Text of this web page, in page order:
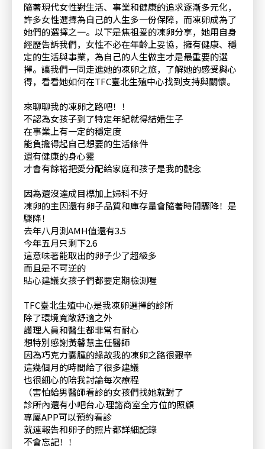
隨著現代女性對生活、事業和健康的追求逐漸多元化，
許多女性選擇為自己的人生多一份保障，而凍卵成為了
她們的選擇之一。以下是焦祖爰的凍卵分享，她用自身
經歷告訴我們，女性不必在年齡上妥協，擁有健康、穩
定的生活與事業，為自己的人生做主才是最重要的選
擇。讓我們一同走進她的凍卵之旅，了解她的感受與心
得，看看她如何在TFC臺北生殖中心找到支持與關懷。
來聊聊我的凍卵之路吧！！
不認為女孩子到了特定年紀就得結婚生子
在事業上有一定的穩定度
能負擔得起自己想要的生活條件
還有健康的身心靈
才會有餘裕把愛分配給家庭和孩子是我的觀念
因為還沒達成目標加上婦科不好
凍卵的主因還有卵子品質和庫存量會隨著時間驟降！是
驟降！
去年八月測AMH值還有3.5
今年五月只剩下2.6
這意味著能取出的卵子少了超級多
而且是不可逆的
貼心建議女孩子們都要定期檢測喔
TFC臺北生殖中心是我凍卵選擇的診所
除了環境寬敞舒適之外
護理人員和醫生都非常有耐心
想特別感謝黃馨慧主任醫師
因為巧克力囊腫的緣故我的凍卵之路很艱辛
這幾個月的時間給了很多建議
也很細心的陪我討論每次療程
（害怕給男醫師看診的女孩們找她就對了
診所內還有小吧台.心理諮商室全方位的照顧
專屬APP可以預約看診
就連報告和卵子的照片都詳細記錄
不會忘記！！